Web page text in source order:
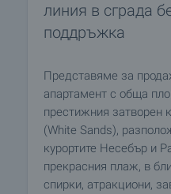
линия в сграда
поддръжка
Представяме за
апартамент с обща
престижния затворен
(White Sands),
курортите Несебър и
прекрасния плаж, в
спирки, атракциони,